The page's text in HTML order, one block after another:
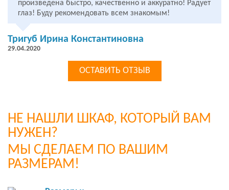
произведена быстро, качественно и аккуратно! Радует
глаз! Буду рекомендовать всем знакомым!
Тригуб Ирина Константиновна
29.04.2020
ОСТАВИТЬ ОТЗЫВ
НЕ НАШЛИ ШКАФ, КОТОРЫЙ ВАМ
НУЖЕН?
МЫ СДЕЛАЕМ ПО ВАШИМ
РАЗМЕРАМ!